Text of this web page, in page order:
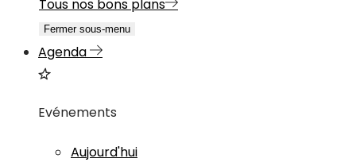
Tous nos bons plans
Fermer sous-menu
Agenda
Evénements
Aujourd'hui